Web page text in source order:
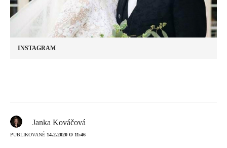
INSTAGRAM
Janka Kováčová
PUBLIKOVANÉ 14.2.2020 O 11:46